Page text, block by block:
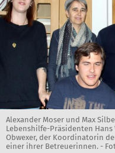
Alexander Moser und Max
Lebenshilfe-Präsidenten
Obwexer, der Koordinatorin
einer ihrer Betreuerinnen. -